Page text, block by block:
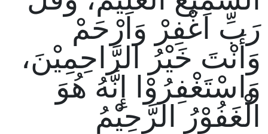
رَبِّ اغْفِرْ وَارْحَمْ
وَأَنْتَ خَيْرُ الرَّاحِمِيْنَ،
وَاسْتَغْفِرُوْا إِنَّهُ هُوَ
الْغَفُوْرُ الرَّحِيْمُ